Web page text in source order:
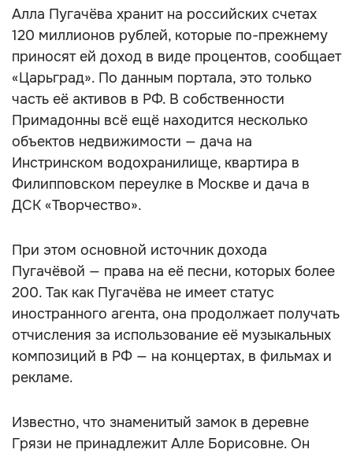
Алла Пугачёва хранит на российских счетах
120 миллионов рублей, которые по-прежнему
приносят ей доход в виде процентов, сообщает
«Царьград». По данным портала, это только
часть её активов в РФ. В собственности
Примадонны всё ещё находится несколько
объектов недвижимости — дача на
Инстринском водохранилище, квартира в
Филипповском переулке в Москве и дача в
ДСК «Творчество».
При этом основной источник дохода
Пугачёвой — права на её песни, которых более
200. Так как Пугачёва не имеет статус
иностранного агента, она продолжает получать
отчисления за использование её музыкальных
композиций в РФ — на концертах, в фильмах и
рекламе.
Известно, что знаменитый замок в деревне
Грязи не принадлежит Алле Борисовне. Он